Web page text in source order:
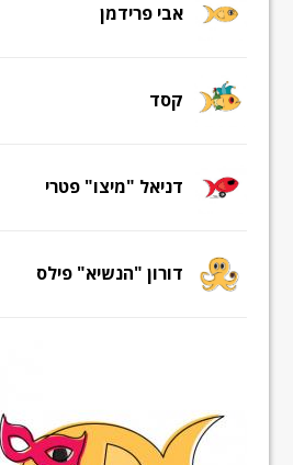
אבי פרידמן
קסד
דניאל "מיצו" פטרי
דורון "הנשיא" פילס